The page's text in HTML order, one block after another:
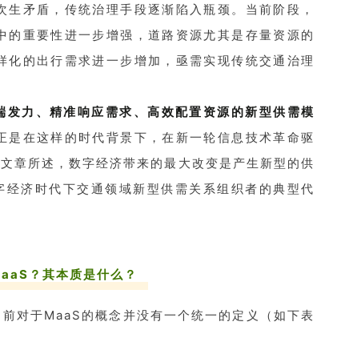
矛盾，传统治理手段逐渐陷入瓶颈。当前阶段，
重要性进一步增强，道路资源尤其是存量资源的
的出行需求进一步增加，亟需实现传统交通治理
发力、精准响应需求、高效配置资源的新型供需模
是在这样的时代背景下，在新一轮信息技术革命驱
章所述，数字经济带来的最大改变是产生新型的供
济时代下交通领域新型供需关系组织者的典型代
？其本质是什么？
对于MaaS的概念并没有一个统一的定义（如下表